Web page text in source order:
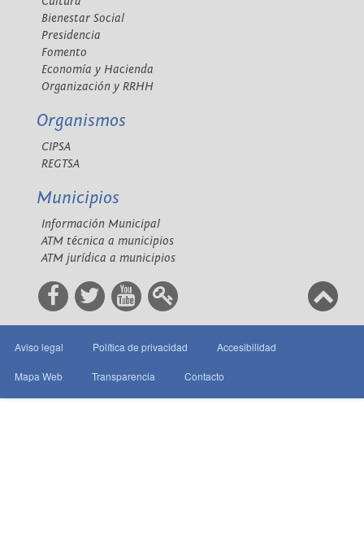
Bienestar Social
Presidencia
Fomento
Economía y Hacienda
Organización y RRHH
Organismos
CIPSA
REGTSA
Municipios
Información Municipal
ATM técnica a municipios
ATM jurídica a municipios
Aviso legal Política de privacidad Accesibilidad
Mapa Web Transparencia Contacto